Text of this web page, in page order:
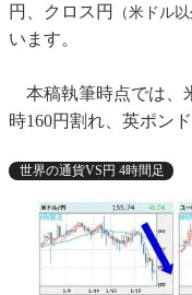
円、クロス円
（米ドル
います。
本稿執筆時点では、
時160円割れ、英ポン
世界の通貨VS円 4時間足